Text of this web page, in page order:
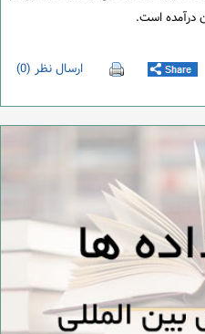
درآمده است.
ارسال نظر (0)